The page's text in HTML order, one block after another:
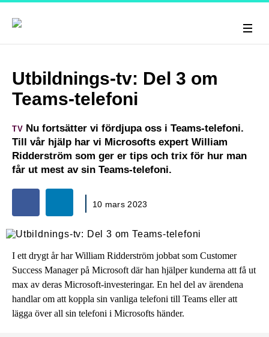
Utbildnings-tv: Del 3 om
Teams-telefoni
TV Nu fortsätter vi fördjupa oss i Teams-telefoni.
Till vår hjälp har vi Microsofts expert William
Ridderström som ger er tips och trix för hur man
får ut mest av sin Teams-telefoni.
10 mars 2023
I ett drygt år har William Ridderström jobbat som Customer
Success Manager på Microsoft där han hjälper kunderna att få ut
max av deras Microsoft-investeringar. En hel del av ärendena
handlar om att koppla sin vanliga telefoni till Teams eller att
lägga över all sin telefoni i Microsofts händer.